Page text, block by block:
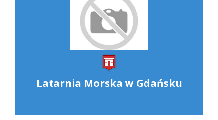
Latarnia Morska w Gdańsku